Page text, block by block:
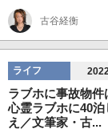
古谷経衡
ライフ
ラブホに事故物件
心霊ラブホに40
え／文筆家・古...